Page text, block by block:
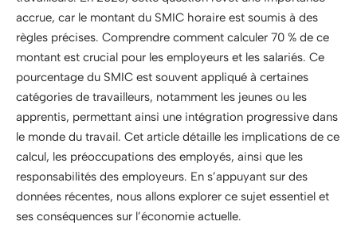
accrue, car le montant du SMIC horaire est soumis à des
règles précises. Comprendre comment calculer 70 % de ce
montant est crucial pour les employeurs et les salariés. Ce
pourcentage du SMIC est souvent appliqué à certaines
catégories de travailleurs, notamment les jeunes ou les
apprentis, permettant ainsi une intégration progressive dans
le monde du travail. Cet article détaille les implications de ce
calcul, les préoccupations des employés, ainsi que les
responsabilités des employeurs. En s’appuyant sur des
données récentes, nous allons explorer ce sujet essentiel et
ses conséquences sur l’économie actuelle.